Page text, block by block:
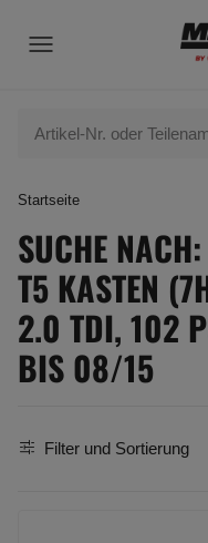
Startseite
SUCHE
T5 KASTEN
2.0 TDI, 102
BIS 08/15
Filter und Sortierung